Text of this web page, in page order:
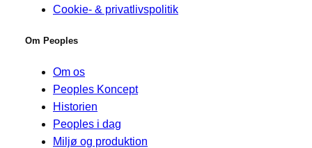
Cookie- & privatlivspolitik
Om Peoples
Om os
Peoples Koncept
Historien
Peoples i dag
Miljø og produktion